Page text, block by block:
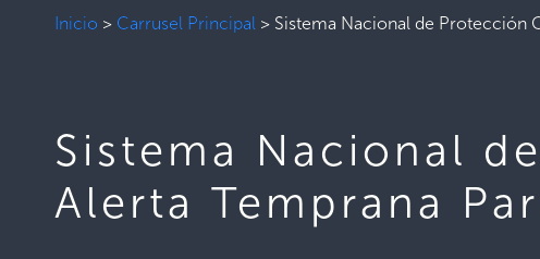
Inicio > Carrusel Principal > Sistema Nacional de Protección
Sistema Nacional
Alerta Temprana